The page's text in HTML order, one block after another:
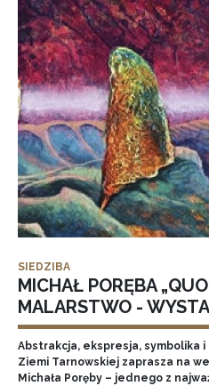
SIEDZIBA
MICHAŁ PORĘBA
MALARSTWO -
Abstrakcja, ekspresja, symbolika
Ziemi Tarnowskiej zaprasza na
Michała Poręby – jednego z